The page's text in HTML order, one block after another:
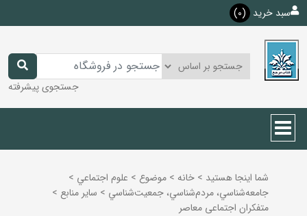
سبد خرید (0)
جستجوی پیشرفته
شما اینجا هستید > خانه > موضوع > علوم اجتماعي >
جامعه‌شناسي، مردم‌شناسي، جمعيت‌شناسي > ساير منابع >
متفکران اجتماعی معاصر